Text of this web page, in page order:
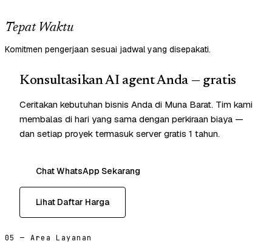
Tepat Waktu
Komitmen pengerjaan sesuai jadwal yang disepakati.
Konsultasikan AI agent Anda — gratis
Ceritakan kebutuhan bisnis Anda di Muna Barat. Tim kami
membalas di hari yang sama dengan perkiraan biaya —
dan setiap proyek termasuk server gratis 1 tahun.
Chat WhatsApp Sekarang
Lihat Daftar Harga
05 — Area Layanan